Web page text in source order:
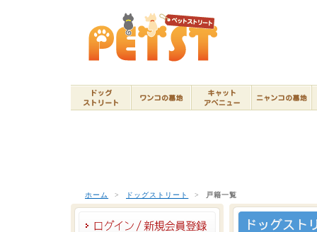
ホーム > ドッグストリート > 戸籍一覧